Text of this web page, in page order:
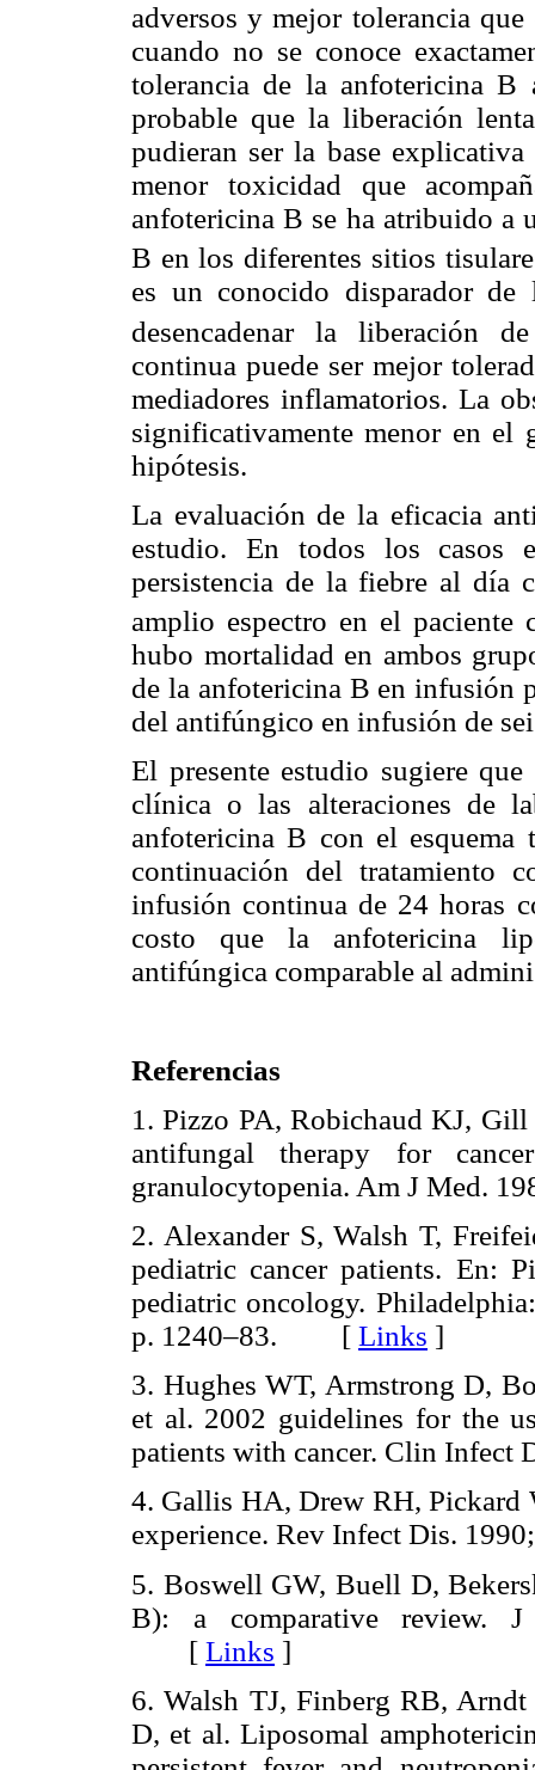
adversos y mejor tolerancia
cuando no se conoce
tolerancia de la anfotericina B
probable que la liberación
pudieran ser la base
menor toxicidad que
anfotericina B se ha atribuido a
B en los diferentes sitios
es un conocido disparador de
desencadenar la liberación
continua puede ser mejor
mediadores inflamatorios. La
significativamente menor en el
hipótesis.
La evaluación de la eficacia
estudio. En todos los
persistencia de la fiebre al día
amplio espectro en el paciente
hubo mortalidad en ambos
de la anfotericina B en infusión
del antifúngico en infusión de
El presente estudio sugiere
clínica o las alteraciones de
anfotericina B con el esquema
continuación del tratamiento
infusión continua de 24 horas
costo que la anfotericina
antifúngica comparable al
Referencias
1. Pizzo PA, Robichaud KJ,
antifungal therapy for
granulocytopenia. Am J
2. Alexander S, Walsh T,
pediatric cancer patients. En:
pediatric oncology.
p. 1240–83. [ Links ]
3. Hughes WT, Armstrong D,
et al. 2002 guidelines for the
patients with cancer. Clin
4. Gallis HA, Drew RH,
experience. Rev Infect Dis.
5. Boswell GW, Buell D,
B): a comparative review.
[ Links ]
6. Walsh TJ, Finberg RB,
D, et al. Liposomal